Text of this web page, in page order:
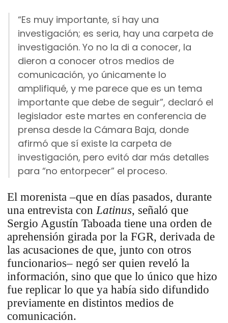
“Es muy importante, sí hay una
investigación; es seria, hay una carpeta de
investigación. Yo no la di a conocer, la
dieron a conocer otros medios de
comunicación, yo únicamente lo
amplifiqué, y me parece que es un tema
importante que debe de seguir”, declaró el
legislador este martes en conferencia de
prensa desde la Cámara Baja, donde
afirmó que sí existe la carpeta de
investigación, pero evitó dar más detalles
para “no entorpecer” el proceso.
El morenista –que en días pasados, durante
una entrevista con Latinus, señaló que
Sergio Agustín Taboada tiene una orden de
aprehensión girada por la FGR, derivada de
las acusaciones de que, junto con otros
funcionarios– negó ser quien reveló la
información, sino que que lo único que hizo
fue replicar lo que ya había sido difundido
previamente en distintos medios de
comunicación.